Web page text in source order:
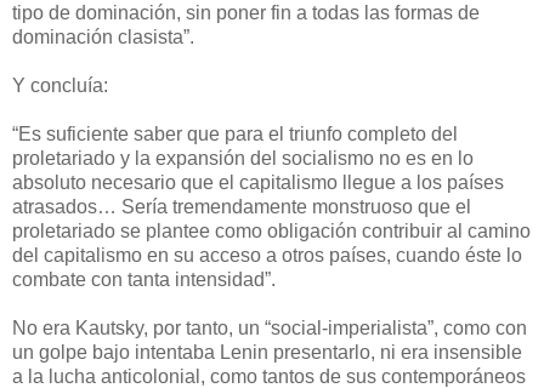
tipo de dominación, sin poner fin a todas las formas de
dominación clasista”.
Y concluía:
“Es suficiente saber que para el triunfo completo del
proletariado y la expansión del socialismo no es en lo
absoluto necesario que el capitalismo llegue a los países
atrasados… Sería tremendamente monstruoso que el
proletariado se plantee como obligación contribuir al camino
del capitalismo en su acceso a otros países, cuando éste lo
combate con tanta intensidad”.
No era Kautsky, por tanto, un “social-imperialista”, como con
un golpe bajo intentaba Lenin presentarlo, ni era insensible
a la lucha anticolonial, como tantos de sus contemporáneos